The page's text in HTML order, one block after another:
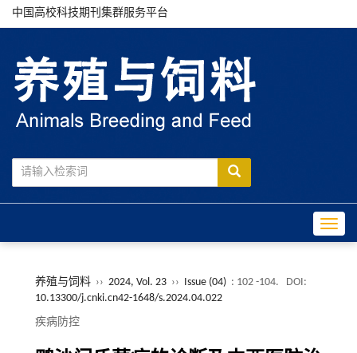
中国高校科技期刊集群服务平台
养殖与饲料 ›› 2024, Vol. 23 ›› Issue (04) : 102 -104.
DOI:
10.13300/j.cnki.cn42-1648/s.2024.04.022
疾病防控